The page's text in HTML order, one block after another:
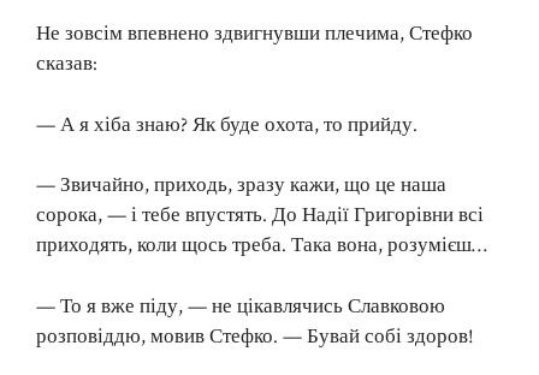
Не зовсім впевнено здвигнувши плечима, Стефко
сказав:
— А я хіба знаю? Як буде охота, то прийду.
— Звичайно, приходь, зразу кажи, що це наша
сорока, — і тебе впустять. До Надії Григорівни всі
приходять, коли щось треба. Така вона, розумієш…
— То я вже піду, — не цікавлячись Славковою
розповіддю, мовив Стефко. — Бувай собі здоров!